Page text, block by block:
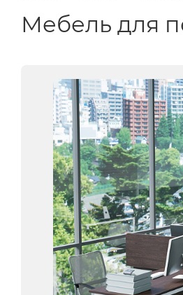
Мебель для